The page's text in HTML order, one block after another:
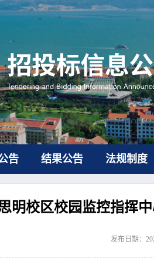
告 结果公告 法规制度
明校区校园监控指挥
发布日期：